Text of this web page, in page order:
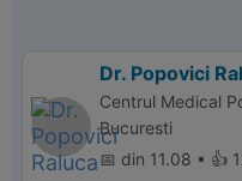
Dr. Popovici
Centrul Medical
Bucuresti
📅 din 11.08 • 👍